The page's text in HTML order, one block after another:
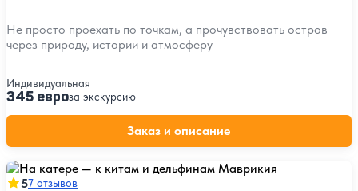
Не просто проехать по точкам, а прочувствовать остров
через природу, истории и атмосферу
Индивидуальная
345 евроза экскурсию
Заказ и описание
57 отзывов